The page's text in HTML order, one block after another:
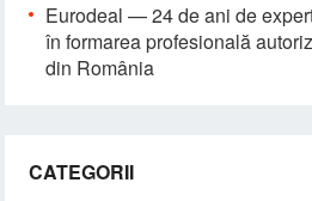
Eurodeal — 24 de ani de
în formarea profesională
din România
CATEGORII